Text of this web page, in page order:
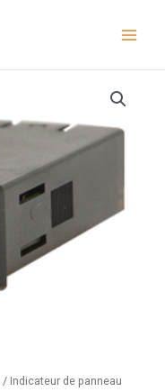
/ Indicateur de panneau